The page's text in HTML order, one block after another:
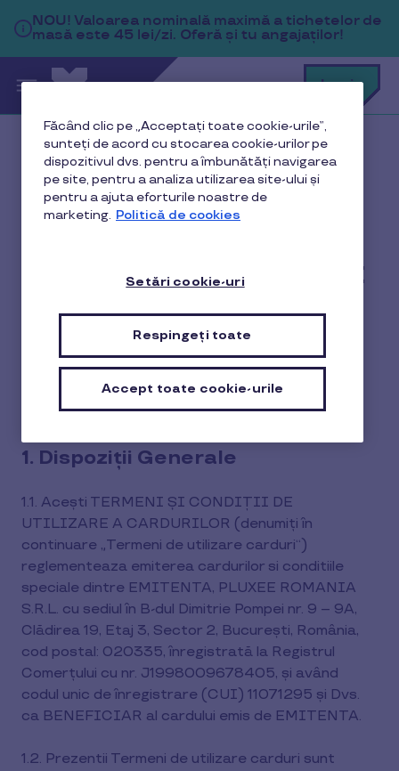
Sari la conținutul principal
Login
Acasă
Termeni si Conditii de Utilizare a Cardurilor
TERMENI ȘI CONDIȚII
DE UTILIZARE A
CARDURILOR
1. Dispoziții Generale
1.1. Acești TERMENI ȘI CONDIȚII DE
UTILIZARE A CARDURILOR (denumiți în
continuare „Termeni de utilizare carduri“)
reglementeaza emiterea cardurilor si conditiile
speciale dintre EMITENTA, PLUXEE ROMANIA
S.R.L. cu sediul în B-dul Dimitrie Pompei nr. 9 – 9A,
Clădirea 19, Etaj 3, Sector 2, București, România,
cod postal: 020335, înregistrată la Registrul
Comerţului cu nr. J1998009678405, şi având
codul unic de înregistrare (CUI) 11071295 și Dvs.
ca BENEFICIAR al cardului emis de EMITENTA.
1.2. Prezentii Termeni de utilizare carduri sunt
NOU! Valoarea nominală maximă a tichetelor de
masă este 45 lei/zi. Oferă și tu angajaților!
Făcând clic pe „Acceptați toate cookie-urile”,
sunteți de acord cu stocarea cookie-urilor pe
dispozitivul dvs. pentru a îmbunătăți navigarea
pe site, pentru a analiza utilizarea site-ului și
pentru a ajuta eforturile noastre de
marketing. Politică de cookies
Setări cookie-uri
Respingeți toate
Accept toate cookie-urile